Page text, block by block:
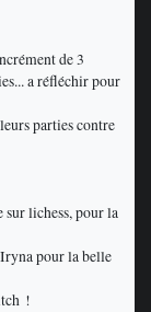
de 3
a réfléchir pour
parties contre
lichess, pour la
pour la belle
!